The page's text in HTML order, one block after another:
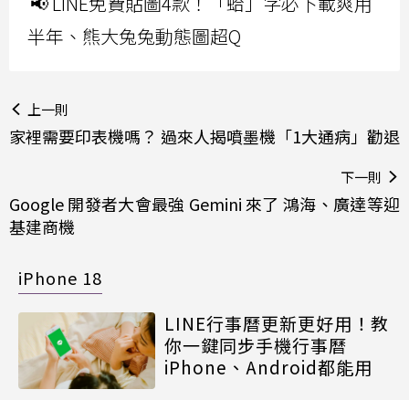
半年、熊大兔兔動態圖超Q
上一則
家裡需要印表機嗎？ 過來人揭噴墨機「1大通病」勸退
下一則
Google 開發者大會最強 Gemini 來了 鴻海、廣達等迎
基建商機
iPhone 18
LINE行事曆更新更好用！教
你一鍵同步手機行事曆
iPhone、Android都能用